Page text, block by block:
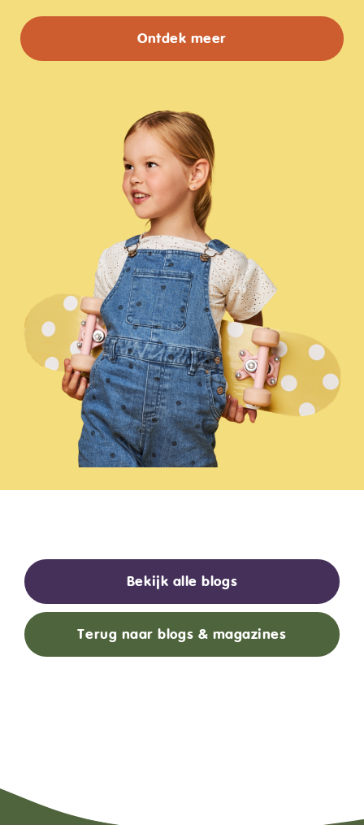
Ontdek meer
Terug naar blogs & magazines
Bekijk alle blogs